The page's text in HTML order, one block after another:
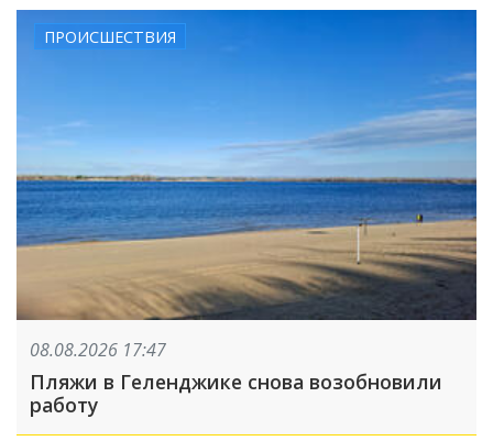
ПРОИСШЕСТВИЯ
08.08.2026 17:47
Пляжи в Геленджике снова возобновили
работу